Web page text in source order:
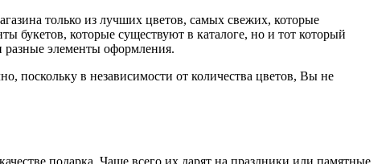
только из лучших цветов, самых свежих, которые
букетов, которые существуют в каталоге, но и тот который
разные элементы оформления.
поскольку в независимости от количества цветов, Вы не
подарка. Чаще всего их дарят на праздники или памятные ...